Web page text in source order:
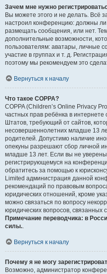
Зачем мне нужно
Вы можете этого и не делать. Всё
настроил конференцию: должны ли
размещать сообщения, или нет.
дополнительные возможности,
пользователям: аватары, личные
участие в группах и т. д.
поэтому мы рекомендуем это
Вернуться к началу
Что такое COPPA?
COPPA (Children’s Online Privacy
частных прав ребёнка в
Штатов, требующий от сайтов,
несовершеннолетних младше 13
родителей. Допустимо наличие
опекуны разрешают сбор личной
младше 13 лет. Если вы не
регистрирующемуся на
обратитесь за помощью к
Limited администрация данной
рекомендаций по правовым
юридических отношений, кроме
можно связаться по вопросу
юридических вопросов, связанных
Примечание переводчика: в
силы..
Вернуться к началу
Почему я не могу
Возможно, администратор